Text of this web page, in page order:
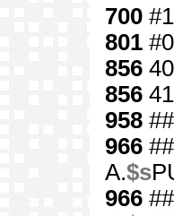
700 #1
801 #0
856 40
856 41
958 ##
966 ##
A.$s
966 ##